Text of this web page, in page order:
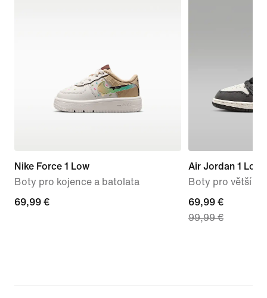
Nike Force 1 Low
Boty pro kojence a batolata
69,99 €
69,99 €
Air Jordan 1 Low
Boty pro větší
current
price
99,99 €
69,99 €
99,99 €